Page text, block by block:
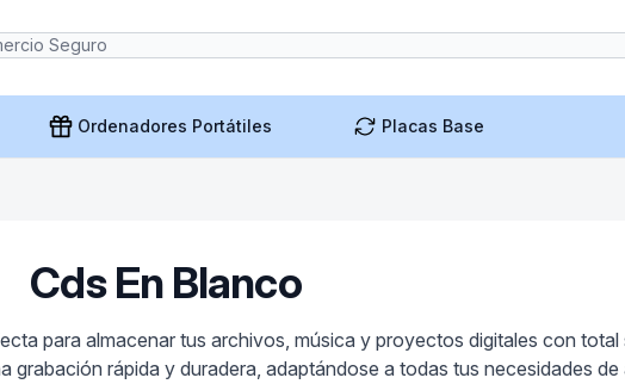
Ordenadores Portátiles Placas Base
Cds En Blanco
para almacenar tus archivos, música y proyectos digitales con total
rápida y duradera, adaptándose a todas tus necesidades